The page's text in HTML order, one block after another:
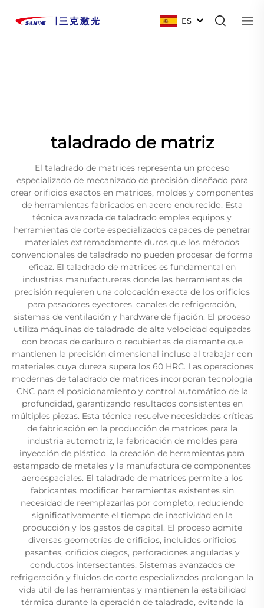
ES
taladrado de matriz
El taladrado de matrices representa un proceso
especializado de mecanizado de precisión diseñado para
crear orificios exactos en matrices, moldes y componentes
de herramientas fabricados en acero endurecido. Esta
técnica avanzada de taladrado emplea equipos y
herramientas de corte especializados capaces de penetrar
materiales extremadamente duros que los métodos
convencionales de taladrado no pueden procesar de forma
eficaz. El taladrado de matrices es fundamental en
industrias manufactureras donde las herramientas de
precisión requieren una colocación exacta de los orificios
para pasadores eyectores, canales de refrigeración,
sistemas de ventilación y hardware de fijación. El proceso
utiliza máquinas de taladrado de alta velocidad equipadas
con brocas de carburo o recubiertas de diamante que
mantienen la precisión dimensional incluso al trabajar con
materiales cuya dureza supera los 60 HRC. Las operaciones
modernas de taladrado de matrices incorporan tecnología
CNC para el posicionamiento y control automático de la
profundidad, garantizando resultados consistentes en
múltiples piezas. Esta técnica resuelve necesidades críticas
de fabricación en la producción de matrices para la
industria automotriz, la fabricación de moldes para
inyección de plástico, la creación de herramientas para
estampado de metales y la manufactura de componentes
aeroespaciales. El taladrado de matrices permite a los
fabricantes modificar herramientas existentes sin
necesidad de reemplazarlas por completo, reduciendo
significativamente el tiempo de inactividad en la
producción y los gastos de capital. El proceso admite
diversas geometrías de orificios, incluidos orificios
pasantes, orificios ciegos, perforaciones anguladas y
conductos intersectantes. Sistemas avanzados de
refrigeración y fluidos de corte especializados prolongan la
vida útil de las herramientas y mantienen la estabilidad
térmica durante la operación de taladrado, evitando la